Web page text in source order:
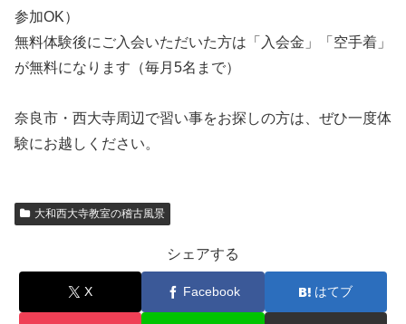
参加OK）
無料体験後にご入会いただいた方は「入会金」「空手着」
が無料になります（毎月5名まで）
奈良市・西大寺周辺で習い事をお探しの方は、ぜひ一度体
験にお越しください。
大和西大寺教室の稽古風景
シェアする
X Facebook はてブ